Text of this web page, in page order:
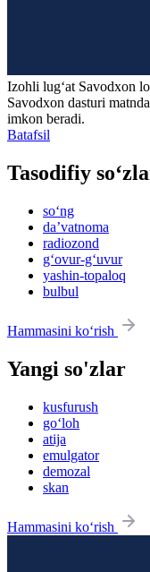
Izohli lugʻat Savodxon
Savodxon dasturi
imkon beradi.
Batafsil
Tasodifiy
so‘ng
daʼvatnoma
radiozond
g‘ovur-g‘uvur
yashin-topaloq
bulbul
Hammasini ko‘rish
Yangi so'zlar
kusfurush
go‘loh
atija
emulgator
demozal
skan
Hammasini ko‘rish